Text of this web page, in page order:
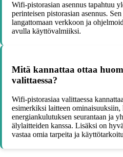
Wifi-pistorasian asennus tapahtuu
perinteisen pistorasian asennus.
langattomaan verkkoon ja
avulla käyttövalmiiksi.
Mitä kannattaa ottaa
valittaessa?
Wifi-pistorasiaa valittaessa
esimerkiksi laitteen ominaisuuksiin,
energiankulutuksen seurantaan ja
älylaitteiden kanssa. Lisäksi on
vastaa omia tarpeita ja